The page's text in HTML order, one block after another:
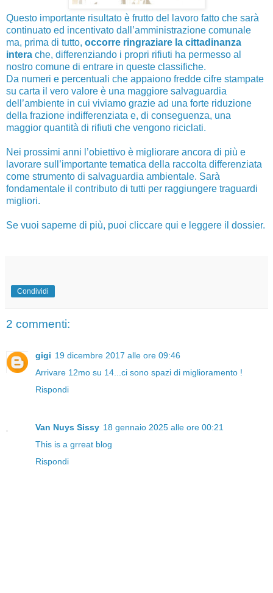
Questo importante risultato è frutto del lavoro fatto che sarà
continuato ed incentivato dall’amministrazione comunale
ma, prima di tutto, occorre ringraziare la cittadinanza
intera che, differenziando i propri rifiuti ha permesso al
nostro comune di entrare in queste classifiche.
Da numeri e percentuali che appaiono fredde cifre stampate
su carta il vero valore è una maggiore salvaguardia
dell’ambiente in cui viviamo grazie ad una forte riduzione
della frazione indifferenziata e, di conseguenza, una
maggior quantità di rifiuti che vengono riciclati.
Nei prossimi anni l’obiettivo è migliorare ancora di più e
lavorare sull’importante tematica della raccolta differenziata
come strumento di salvaguardia ambientale. Sarà
fondamentale il contributo di tutti per raggiungere traguardi
migliori.
Se vuoi saperne di più, puoi cliccare qui e leggere il dossier.
Condividi
2 commenti:
gigi 19 dicembre 2017 alle ore 09:46
Arrivare 12mo su 14...ci sono spazi di miglioramento !
Rispondi
Van Nuys Sissy 18 gennaio 2025 alle ore 00:21
This is a grreat blog
Rispondi